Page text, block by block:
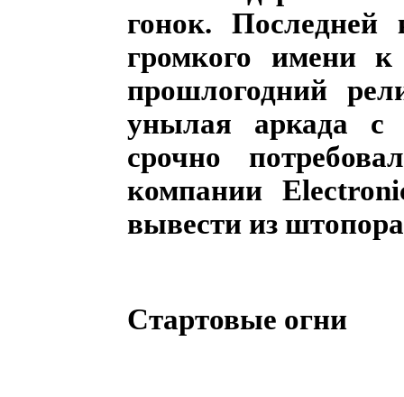
гонок. Последней
громкого имени к
прошлогодний
унылая аркада с
срочно
компании
вывести из
Стартовые огни